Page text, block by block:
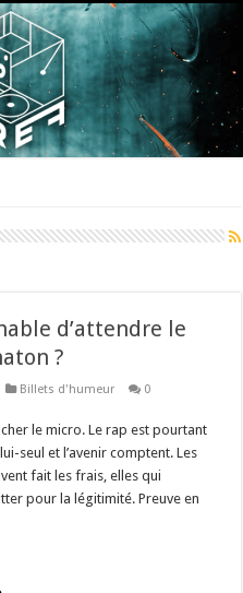
d’attendre le
?
Billets d'humeur 0
le micro. Le rap est pourtant
seul et l’avenir comptent. Les
fait les frais, elles qui
pour la légitimité. Preuve en